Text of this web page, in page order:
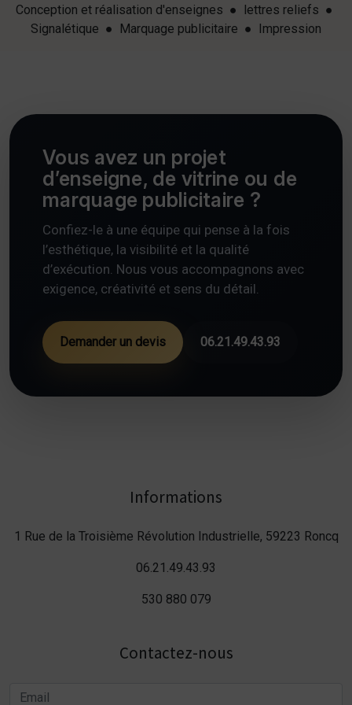
Conception et réalisation d'enseignes ● lettres reliefs ●
Signalétique ● Marquage publicitaire ● Impression
Vous avez un projet
d’enseigne, de vitrine ou de
marquage publicitaire ?
Confiez-le à une équipe qui pense à la fois
l’esthétique, la visibilité et la qualité
d’exécution. Nous vous accompagnons avec
exigence, créativité et sens du détail.
Demander un devis 06.21.49.43.93
Informations
1 Rue de la Troisième Révolution Industrielle, 59223 Roncq
06.21.49.43.93
530 880 079
Contactez-nous